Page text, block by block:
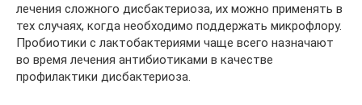
лечения сложного дисбактериоза, их можно применять в
тех случаях, когда необходимо поддержать микрофлору.
Пробиотики с лактобактериями чаще всего назначают
во время лечения антибиотиками в качестве
профилактики дисбактериоза.